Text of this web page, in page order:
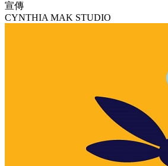
宣傳
CYNTHIA MAK STUDIO